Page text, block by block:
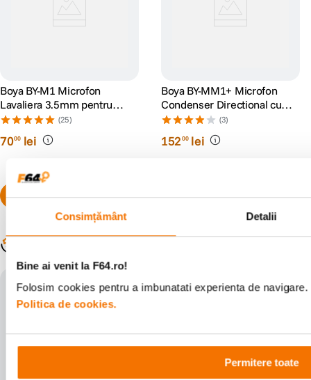
Consimțământ Detalii
Bine ai venit la F64.ro!
Folosim cookies pentru a imbunatati experienta de
Politica de cookies.
Permitere toate
Boya BY-M1 Microfon
Lavaliera 3.5mm pentru
Smartphone si Camera
(25)
7000 lei
Boya BY-MM1+ Microfon
Condenser Directional cu
Alimentare
(3)
15200 lei